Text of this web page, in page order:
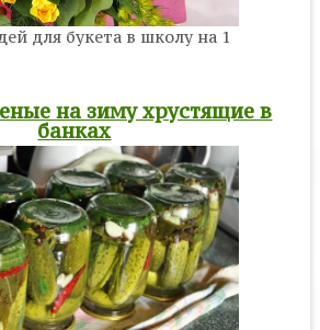
для букета в школу на 1
на зиму хрустящие в
банках